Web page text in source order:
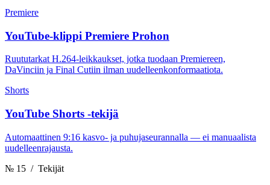
Premiere
YouTube-klippi Premiere Prohon
Ruututarkat H.264-leikkaukset, jotka tuodaan Premiereen,
DaVinciin ja Final Cutiin ilman uudelleenkonformaatiota.
Shorts
YouTube Shorts -tekijä
Automaattinen 9:16 kasvo- ja puhujaseurannalla — ei manuaalista
uudelleenrajausta.
№ 15 / Tekijät